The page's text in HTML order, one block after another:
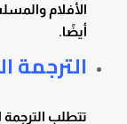
الأفلام
أيضًا.
الترجمة
تتطلب الترجمة